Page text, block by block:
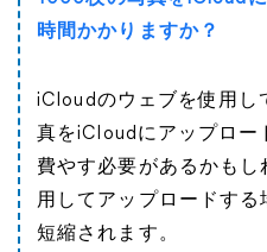
時間かかりますか？
iCloudのウェブを使用
真をiCloudにアップロー
費やす必要があるかもし
用してアップロードす
短縮されます。